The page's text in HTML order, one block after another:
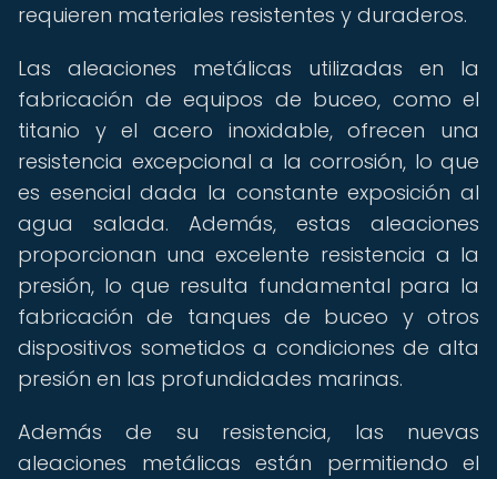
requieren materiales resistentes y duraderos.
Las aleaciones metálicas utilizadas en la
fabricación de equipos de buceo, como el
titanio y el acero inoxidable, ofrecen una
resistencia excepcional a la corrosión, lo que
es esencial dada la constante exposición al
agua salada. Además, estas aleaciones
proporcionan una excelente resistencia a la
presión, lo que resulta fundamental para la
fabricación de tanques de buceo y otros
dispositivos sometidos a condiciones de alta
presión en las profundidades marinas.
Además de su resistencia, las nuevas
aleaciones metálicas están permitiendo el